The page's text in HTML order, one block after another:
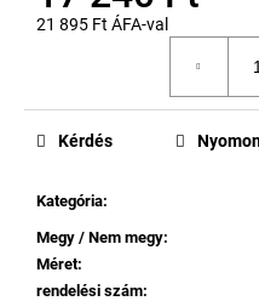
21 895 Ft ÁFA-val
Kategória:
Megy / Nem megy:
Méret:
rendelési szám:
Kérdés